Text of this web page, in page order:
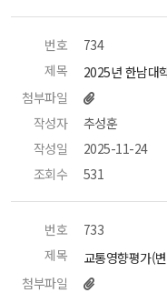
번호
734
제목
2025년 한남대
첨부파일
작성자
추성훈
작성일
2025-11-24
조회수
531
번호
733
제목
교통영향평가(
첨부파일